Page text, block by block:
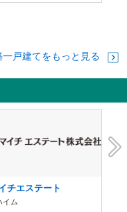
戸建てをもっと見る
チエステート
イム